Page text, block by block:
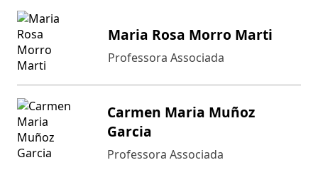
Maria Rosa Morro Marti
Professora Associada
Carmen Maria Muñoz
Garcia
Professora Associada